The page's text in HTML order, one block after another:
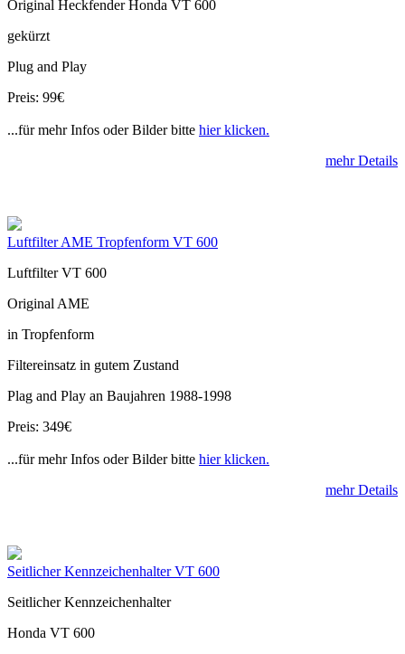
Original Heckfender Honda VT 600
gekürzt
Plug and Play
Preis: 99€
...für mehr Infos oder Bilder bitte hier klicken.
mehr Details
Luftfilter AME Tropfenform VT 600
Luftfilter VT 600
Original AME
in Tropfenform
Filtereinsatz in gutem Zustand
Plag and Play an Baujahren 1988-1998
Preis: 349€
...für mehr Infos oder Bilder bitte hier klicken.
mehr Details
Seitlicher Kennzeichenhalter VT 600
Seitlicher Kennzeichenhalter
Honda VT 600